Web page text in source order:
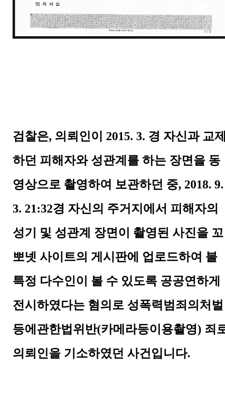
검찰은, 의뢰인이 2015. 3. 경 자신과 교
하던 피해자와 성관계를 하는 장면을 동
영상으로 촬영하여 보관하던 중, 2018. 9.
3. 21:32경 자신의 주거지에서 피해자의
성기 및 성관계 장면이 촬영된 사진을 꼬
뽀넷 사이트의 게시판에 업로드하여 불
특정 다수인이 볼 수 있도록 공공연하게
전시하였다는 혐의로 성폭력범죄의처벌
등에관한법위반(카메라등이용촬영) 죄
의뢰인을 기소하였던 사건입니다.